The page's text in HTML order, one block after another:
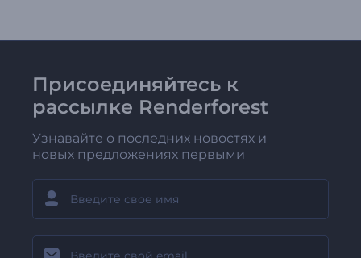
Присоединяйтесь к
рассылке Renderforest
Узнавайте о последних новостях и
новых предложениях первыми